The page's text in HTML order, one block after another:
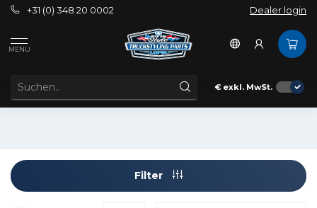
+31 (0) 348 20 0002 Dealer login
MENU
€ exkl. MwSt.
Außenbereich R-serie
SCANIA R-SERIE SPOILERLIPPEN
Spoilerlippen für Scania R-serie
Filter